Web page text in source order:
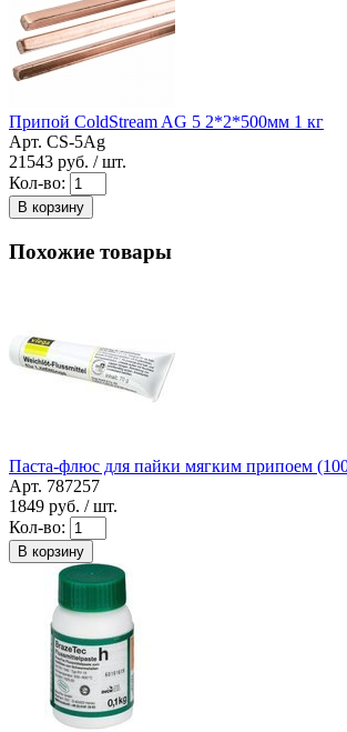
Припой ColdStream AG 5 2*2*500мм 1 кг
Арт. CS-5Ag
21543 руб. / шт.
Кол-во:
В корзину
Похожие товары
Паста-флюс для пайки мягким припоем
Арт. 787257
1849 руб. / шт.
Кол-во:
В корзину